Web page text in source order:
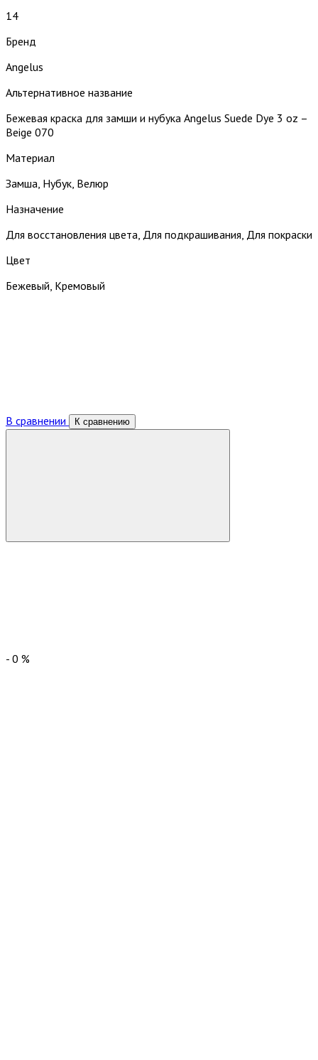
14
Бренд
Angelus
Альтернативное название
Бежевая краска для замши и нубука Angelus Suede Dye 3 oz –
Beige 070
Материал
Замша, Нубук, Велюр
Назначение
Для восстановления цвета, Для подкрашивания, Для покраски
Цвет
Бежевый, Кремовый
В сравнении К сравнению
- 0 %